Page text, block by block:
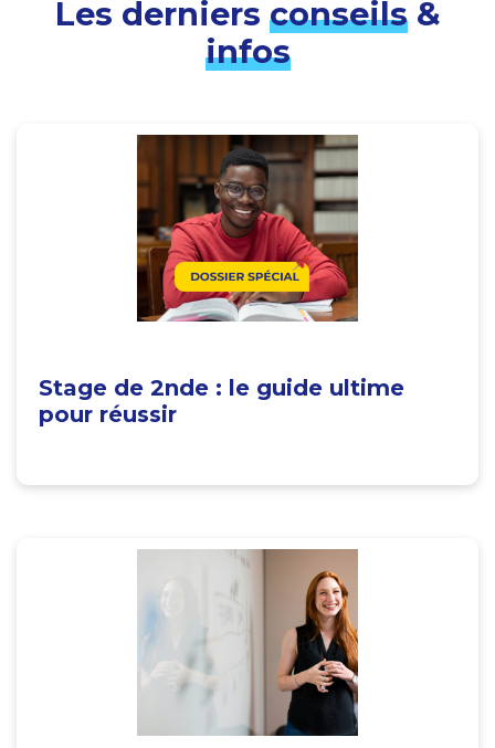
Les derniers conseils&
infos
Stage de 2nde : le guide ultime
pour réussir